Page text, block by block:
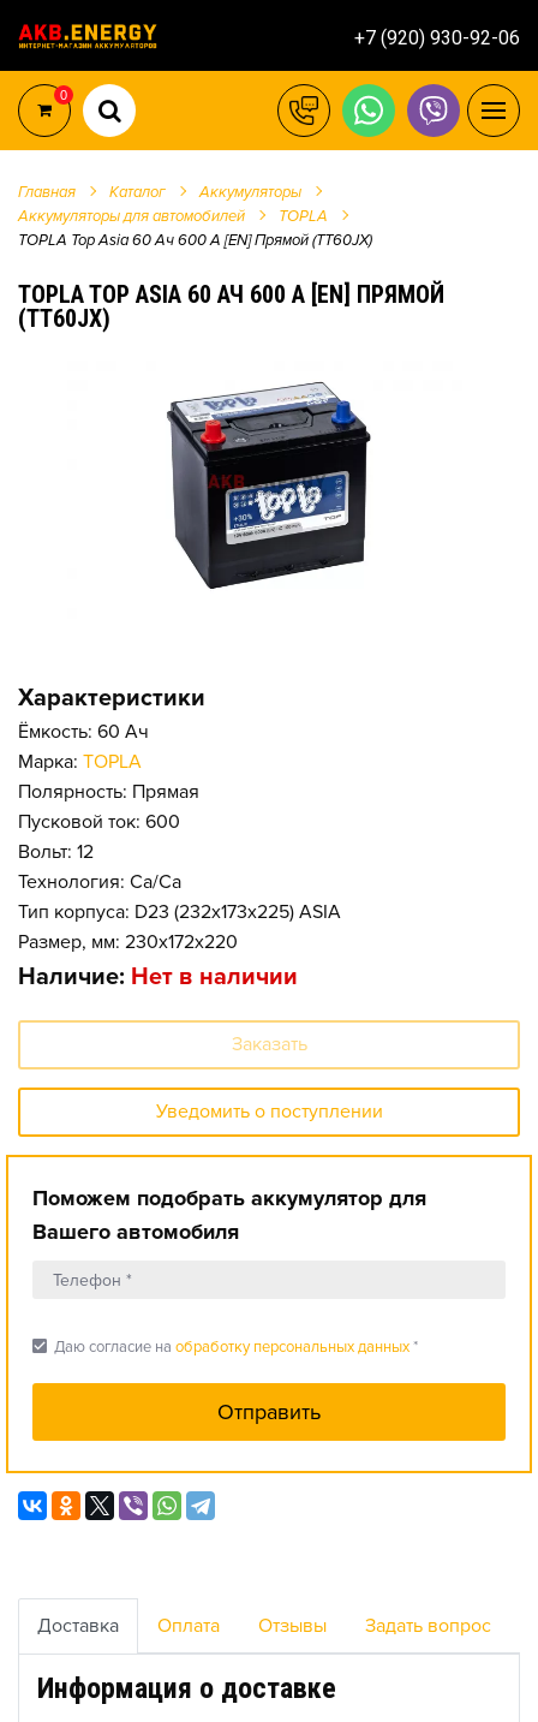
+7 (920) 930-92-06
0
Главная Каталог
Аккумуляторы
Аккумуляторы для автомобилей
TOPLA
TOPLA Top Asia 60 Ач 600 А [EN] Прямой (TT60JX)
TOPLA TOP ASIA 60 АЧ 600 А [EN] ПРЯМОЙ
(TT60JX)
Характеристики
Ёмкость: 60 Ач
Марка: TOPLA
Полярность: Прямая
Пусковой ток: 600
Вольт: 12
Технология: Ca/Ca
Тип корпуса: D23 (232x173x225) ASIA
Размер, мм: 230x172x220
Наличие: Нет в наличии
Заказать
Уведомить о поступлении
Поможем подобрать аккумулятор для
Вашего автомобиля
check_box Даю согласие на обработку персональных данных*
Доставка Оплата Отзывы Задать вопрос
Информация о доставке